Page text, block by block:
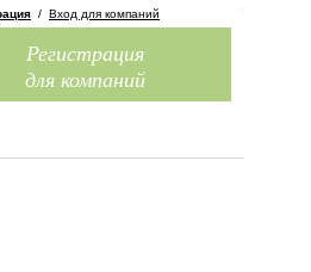
/ Вход для компаний
Регистрация
для компаний